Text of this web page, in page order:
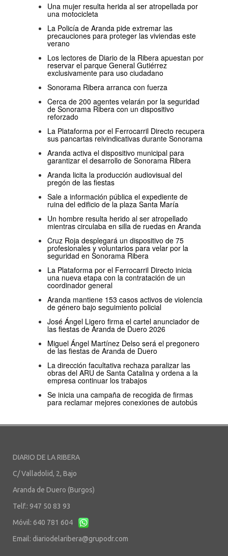
Una mujer resulta herida al ser atropellada por
una motocicleta
La Policía de Aranda pide extremar las
precauciones para proteger las viviendas este
verano
Los lectores de Diario de la Ribera apuestan por
reservar el parque General Gutiérrez
exclusivamente para uso ciudadano
Sonorama Ribera arranca con fuerza
Cerca de 200 agentes velarán por la seguridad
de Sonorama Ribera con un dispositivo
reforzado
La Plataforma por el Ferrocarril Directo recupera
sus pancartas reivindicativas durante Sonorama
Aranda activa el dispositivo municipal para
garantizar el desarrollo de Sonorama Ribera
Aranda licita la producción audiovisual del
pregón de las fiestas
Sale a información pública el expediente de
ruina del edificio de la plaza Santa María
Un hombre resulta herido al ser atropellado
mientras circulaba en silla de ruedas en Aranda
Cruz Roja desplegará un dispositivo de 75
profesionales y voluntarios para velar por la
seguridad en Sonorama Ribera
La Plataforma por el Ferrocarril Directo inicia
una nueva etapa con la contratación de un
coordinador general
Aranda mantiene 153 casos activos de violencia
de género bajo seguimiento policial
José Ángel Ligero firma el cartel anunciador de
las fiestas de Aranda de Duero 2026
Miguel Ángel Martínez Delso será el pregonero
de las fiestas de Aranda de Duero
La dirección facultativa rechaza paralizar las
obras del ARU de Santa Catalina y ordena a la
empresa continuar los trabajos
Se inicia una campaña de recogida de firmas
para reclamar mejores conexiones de autobús
DIARIO DE LA RIBERA
C/ Valladolid, 2, Bajo
Aranda de Duero (Burgos)
Telf.: 947 50 83 93
Móvil: 640 781 604
Email: diariodelaribera@grupodr.com